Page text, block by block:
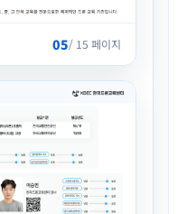
05/ 15 페이지